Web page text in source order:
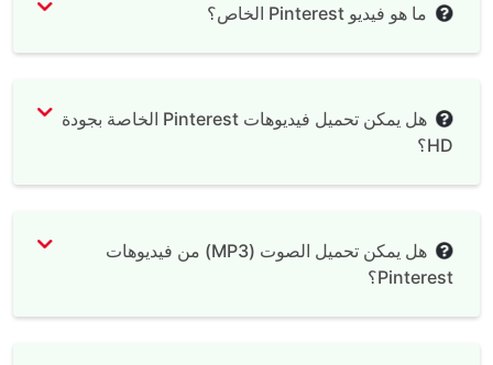
ما هو فيديو Pinterest الخاص؟
هل يمكن تحميل فيديوهات Pinterest الخاصة بجودة
HD؟
هل يمكن تحميل الصوت (MP3) من فيديوهات
Pinterest؟